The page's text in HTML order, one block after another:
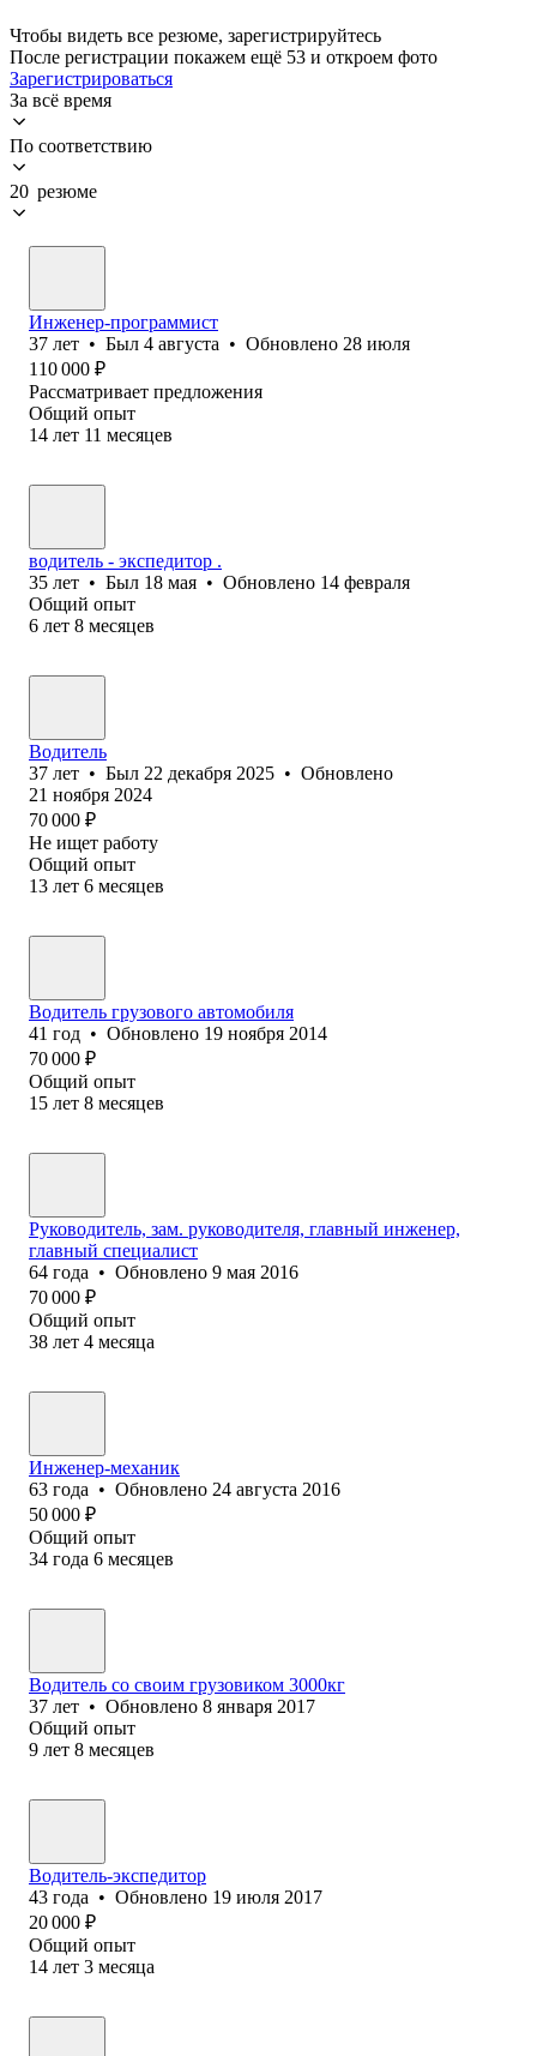
Чтобы видеть все резюме, зарегистрируйтесь
После регистрации покажем ещё 53 и откроем фото
Зарегистрироваться
За всё время
По соответствию
20 резюме
Инженер-программист
37 лет • Был 4 августа • Обновлено 28 июля
110 000 ₽
Рассматривает предложения
Общий опыт
14 лет 11 месяцев
водитель - экспедитор .
35 лет • Был 18 мая • Обновлено 14 февраля
Общий опыт
6 лет 8 месяцев
Водитель
37 лет • Был 22 декабря 2025 • Обновлено
21 ноября 2024
70 000 ₽
Не ищет работу
Общий опыт
13 лет 6 месяцев
Водитель грузового автомобиля
41 год • Обновлено 19 ноября 2014
70 000 ₽
Общий опыт
15 лет 8 месяцев
Руководитель, зам. руководителя, главный инженер,
главный специалист
64 года • Обновлено 9 мая 2016
70 000 ₽
Общий опыт
38 лет 4 месяца
Инженер-механик
63 года • Обновлено 24 августа 2016
50 000 ₽
Общий опыт
34 года 6 месяцев
Водитель со своим грузовиком 3000кг
37 лет • Обновлено 8 января 2017
Общий опыт
9 лет 8 месяцев
Водитель-экспедитор
43 года • Обновлено 19 июля 2017
20 000 ₽
Общий опыт
14 лет 3 месяца